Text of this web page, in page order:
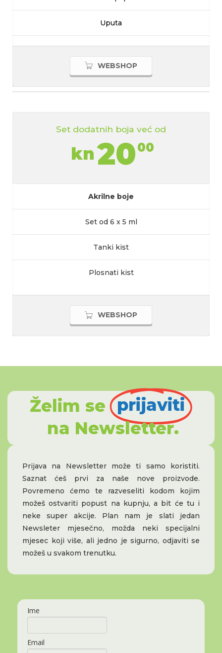
Uputa
WEBSHOP
Set dodatnih boja već od
kn2000
Akrilne boje
Set od 6 x 5 ml
Tanki kist
Plosnati kist
WEBSHOP
Želim se prijaviti
na Newsletter.
Prijava na Newsletter može ti samo koristiti.
Saznat ćeš prvi za naše nove proizvode.
Povremeno ćemo te razveseliti kodom kojim
možeš ostvariti popust na kupnju, a bit će tu i
neke super akcije. Plan nam je slati jedan
Newsleter mjesečno, možda neki specijalni
mjesec koji više, ali jedno je sigurno, odjaviti se
možeš u svakom trenutku.
Ime
Email